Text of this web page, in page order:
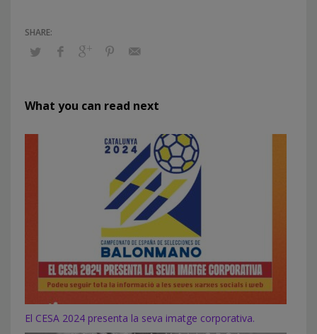
What you can read next
El CESA 2024 presenta la seva imatge corporativa.